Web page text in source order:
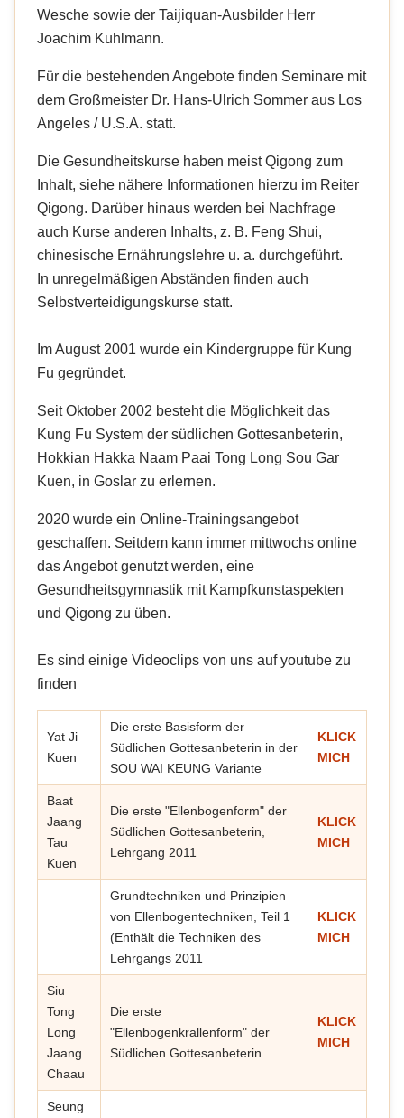
Wesche sowie der Taijiquan-Ausbilder Herr
Joachim Kuhlmann.
Für die bestehenden Angebote finden Seminare mit
dem Großmeister Dr. Hans-Ulrich Sommer aus Los
Angeles / U.S.A. statt.
Die Gesundheitskurse haben meist Qigong zum
Inhalt, siehe nähere Informationen hierzu im Reiter
Qigong. Darüber hinaus werden bei Nachfrage
auch Kurse anderen Inhalts, z. B. Feng Shui,
chinesische Ernährungslehre u. a. durchgeführt.
In unregelmäßigen Abständen finden auch
Selbstverteidigungskurse statt.
Im August 2001 wurde ein Kindergruppe für Kung
Fu gegründet.
Seit Oktober 2002 besteht die Möglichkeit das
Kung Fu System der südlichen Gottesanbeterin,
Hokkian Hakka Naam Paai Tong Long Sou Gar
Kuen, in Goslar zu erlernen.
2020 wurde ein Online-Trainingsangebot
geschaffen. Seitdem kann immer mittwochs online
das Angebot genutzt werden, eine
Gesundheitsgymnastik mit Kampfkunstaspekten
und Qigong zu üben.
Es sind einige Videoclips von uns auf youtube zu
finden
Yat Ji
Kuen
Die erste Basisform der
Südlichen Gottesanbeterin in der
SOU WAI KEUNG Variante
KLICK
MICH
Baat
Jaang
Tau
Kuen
Die erste "Ellenbogenform" der
Südlichen Gottesanbeterin,
Lehrgang 2011
KLICK
MICH
Grundtechniken und Prinzipien
von Ellenbogentechniken, Teil 1
(Enthält die Techniken des
Lehrgangs 2011
KLICK
MICH
Siu
Tong
Long
Jaang
Chaau
Die erste
"Ellenbogenkrallenform" der
Südlichen Gottesanbeterin
KLICK
MICH
Seung